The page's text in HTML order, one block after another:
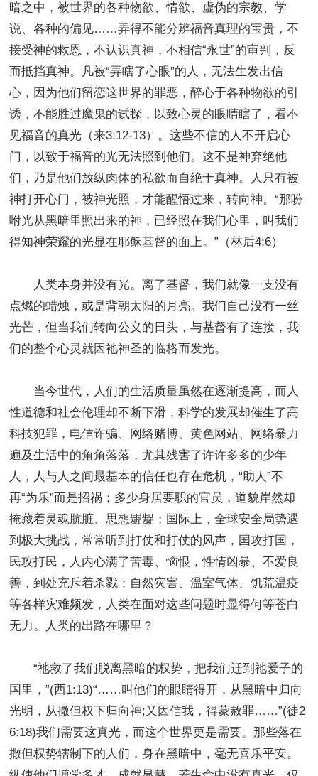
暗之中，被世界的各种物欲、情欲、虚伪的宗教、学
说、各种的偏见……弄得不能分辨福音真理的宝贵，不
接受神的救恩，不认识真神，不相信“永世”的审判，反
而抵挡真神。凡被“弄瞎了心眼”的人，无法生发出信
心，因为他们留恋这世界的罪恶，醉心于各种物欲的引
诱，不能胜过魔鬼的试探，以致心灵的眼睛瞎了，看不
见福音的真光（来3:12-13）。这些不信的人不开启心
门，以致于福音的光无法照到他们。这不是神弃绝他
们，乃是他们放纵肉体的私欲而自绝于真神。人只有被
神打开心门，被神光照，才能醒悟过来，转向神。“那吩
咐光从黑暗里照出来的神，已经照在我们心里，叫我们
得知神荣耀的光显在耶稣基督的面上。”（林后4:6）
人类本身并没有光。离了基督，我们就像一支没有
点燃的蜡烛，或是背朝太阳的月亮。我们自己没有一丝
光芒，但当我们转向公义的日头，与基督有了连接，我
们的整个心灵就因祂神圣的临格而发光。
当今世代，人们的生活质量虽然在逐渐提高，而人
性道德和社会伦理却不断下滑，科学的发展却催生了高
科技犯罪，电信诈骗、网络赌博、黄色网站、网络暴力
遍及生活中的角角落落，尤其残害了许许多多的少年
人，人与人之间最基本的信任也存在危机，“助人”不
再“为乐”而是招祸；多少身居要职的官员，道貌岸然却
掩藏着灵魂肮脏、思想龌龊；国际上，全球安全局势遇
到极大挑战，常常听到打仗和打仗的风声，国攻打国，
民攻打民，人内心满了苦毒、恼恨，性情凶暴、不爱良
善，到处充斥着杀戮；自然灾害、温室气体、饥荒温疫
等各样灾难频发，人类在面对这些问题时显得何等苍白
无力。人类的出路在哪里？
“祂救了我们脱离黑暗的权势，把我们迁到祂爱子的
国里，”(西1:13)“……叫他们的眼睛得开，从黑暗中归向
光明，从撒但权下归向神;又因信我，得蒙赦罪……”(徒2
6:18)我们需要这真光，而这个世界更是需要。那些落在
撒但权势辖制下的人们，身在黑暗中，毫无喜乐平安。